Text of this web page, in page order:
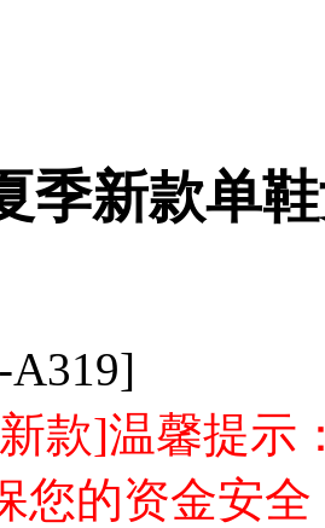
季新款单
款]温馨提示
您的资金安